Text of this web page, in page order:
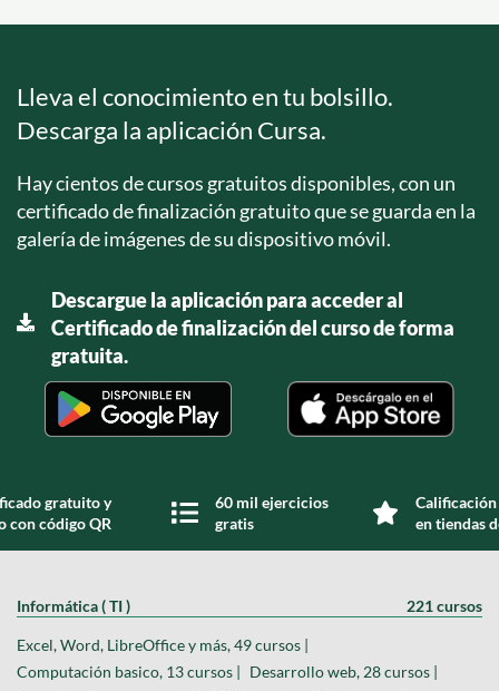
Lleva el conocimiento en tu bolsillo.
Descarga la aplicación Cursa.
Hay cientos de cursos gratuitos disponibles, con un
certificado de finalización gratuito que se guarda en la
galería de imágenes de su dispositivo móvil.
Descargue la aplicación para acceder al
Certificado de finalización del curso de forma
gratuita.
gratuito y
con código QR
60 mil ejercicios
gratis
en tiendas
Informática ( TI ) 221 cursos
Excel, Word, LibreOffice y más, 49 cursos |
Computación basico, 13 cursos | Desarrollo web, 28 cursos |